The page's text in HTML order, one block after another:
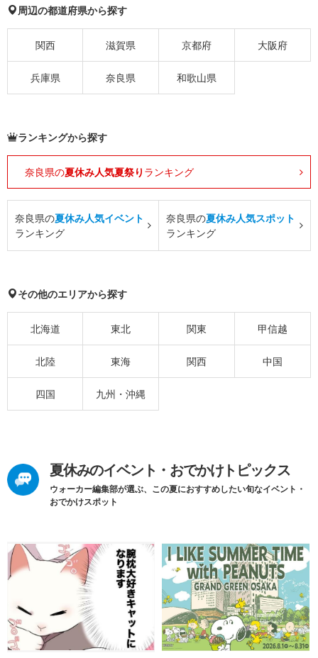
周辺の都道府県から探す
関西 滋賀県 京都府 大阪府
兵庫県 奈良県 和歌山県
ランキングから探す
奈良県の夏休み人気夏祭り ランキング
奈良県の夏休み人気イベント
ランキング
奈良県の夏休み人気スポット
ランキング
その他のエリアから探す
北海道 東北 関東 甲信越
北陸 東海 関西 中国
四国 九州・沖縄
夏休みのイベント・おでかけトピックス
ウォーカー編集部が選ぶ、この夏におすすめしたい旬なイベント・
おでかけスポット